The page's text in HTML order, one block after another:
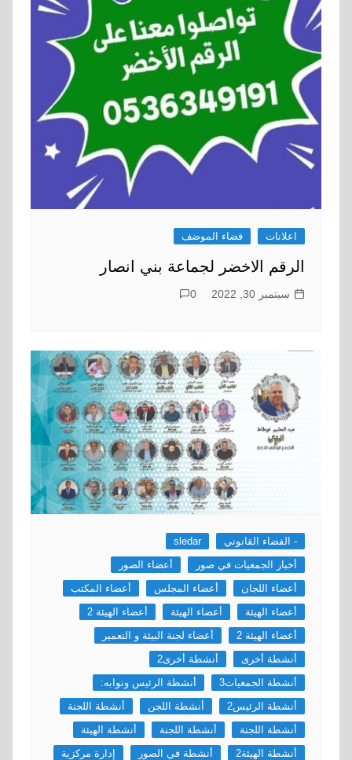
اعلانات فضاء الموضف
الرقم الاخضر لجماعة بني انصار
سبتمبر 30, 2022 0
- الفضاء القانوني
sledar
أخبار الجمعيات في صور
أعضاء الصور
أعضاء اللجان
أعضاء المجلس
أعضاء المكتب
أعضاء الهيئة
أعضاء الهيئة
أعضاء الهيئة 2
أعضاء الهيئة 2
أعضاء لجنة البيئة و التعمير
أنشطة أخرى
أنشطة أخرى2
أنشطة الجمعيات3
أنشطة الرئيس ونوابه:
أنشطة الرئيس2
أنشطة اللجن
أنشطة اللجنة
أنشطة اللجنة
أنشطة اللجنة
أنشطة الهيئة
أنشطة الهيئة2
أنشطة في الصور
إدارة مركزية